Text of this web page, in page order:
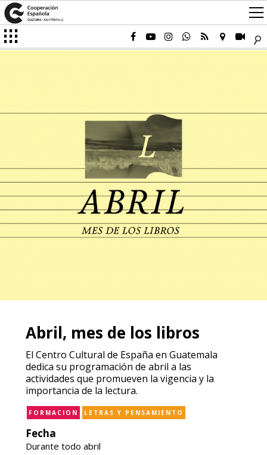
Abril, mes de los libros
El Centro Cultural de España en Guatemala
dedica su programación de abril a las
actividades que promueven la vigencia y la
importancia de la lectura.
FORMACION LETRAS Y PENSAMIENTO
Fecha
Durante todo abril